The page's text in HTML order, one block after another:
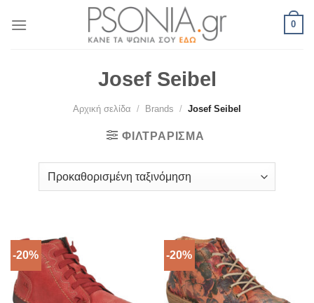
0
Josef Seibel
Αρχική σελίδα / Brands / Josef Seibel
ΦΙΛΤΡΆΡΙΣΜΑ
-20% -20%